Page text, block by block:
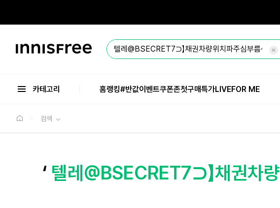
으
이
카테고리 홈랭킹#반값이벤트쿠폰존첫구매특가LIVEFOR ME
검색
‘ 텔레@BSECRET7⊃】채권차